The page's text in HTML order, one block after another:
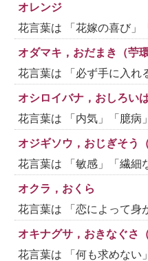
オレンジ
花言葉は 「花嫁の喜び」
オダマキ，おだまき（苧環
花言葉は 「必ず手に入れ
オシロイバナ，おしろい
花言葉は 「内気」「臆病
オジギソウ，おじぎそう
花言葉は 「敏感」「繊細
オクラ，おくら
花言葉は 「恋によって身
オキナグサ，おきなぐさ
花言葉は 「何も求めない